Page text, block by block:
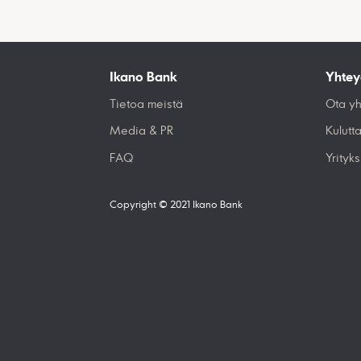
Ikano Bank
Tietoa meistä
Media & PR
FAQ
Ota
Copyright © 2021 Ikano Bank